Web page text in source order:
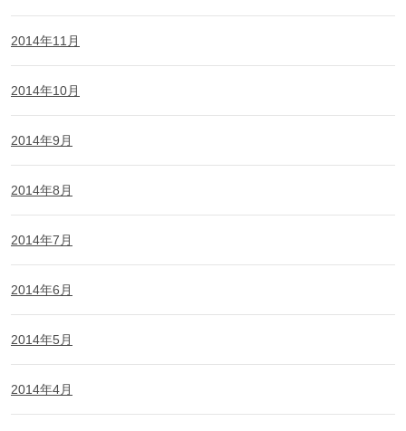
2014年11月
2014年10月
2014年9月
2014年8月
2014年7月
2014年6月
2014年5月
2014年4月